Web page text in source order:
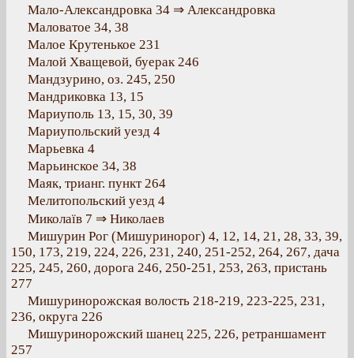
Мало-Александровка 34 ⇒ Александровка
Маловатое 34, 38
Малое Крутенькое 231
Малой Хващевой, буерак 246
Мандзурино, оз. 245, 250
Мандриковка 13, 15
Мариуполь 13, 15, 30, 39
Мариупольский уезд 4
Марьевка 4
Марьинское 34, 38
Маяк, трианг. пункт 264
Мелитопольский уезд 4
Миколаїв 7 ⇒ Николаев
Мишурин Рог (Мишуринорог) 4, 12, 14, 21, 28, 33, 39,
150, 173, 219, 224, 226, 231, 240, 251-252, 264, 267, дача
225, 245, 260, дорога 246, 250-251, 253, 263, пристань
277
Мишуринорожская волость 218-219, 223-225, 231,
236, округа 226
Мишуринорожский шанец 225, 226, ретраншамент
257